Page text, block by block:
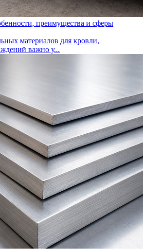
преимущества и сферы
материалов для кровли,
важно у...